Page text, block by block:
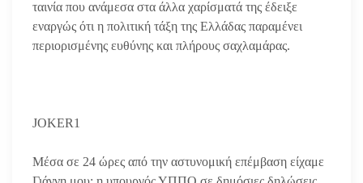
ταινία που ανάμεσα στα άλλα χαρίσματά της έδειξε
εναργώς ότι η πολιτική τάξη της Ελλάδας παραμένει
περιορισμένης ευθύνης και πλήρους σαχλαμάρας.
JOKER1
Μέσα σε 24 ώρες από την αστυνομική επέμβαση είχαμε